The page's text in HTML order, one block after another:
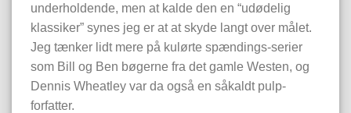
underholdende, men at kalde den en “udødelig
klassiker” synes jeg er at at skyde langt over målet.
Jeg tænker lidt mere på kulørte spændings-serier
som Bill og Ben bøgerne fra det gamle Westen, og
Dennis Wheatley var da også en såkaldt pulp-
forfatter.